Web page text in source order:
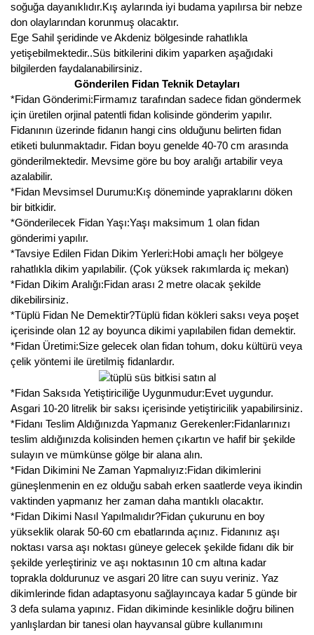
soğuğa dayanıklıdır.Kış aylarında iyi budama yapılırsa bir nebze
don olaylarından korunmuş olacaktır.
Ege Sahil şeridinde ve Akdeniz bölgesinde rahatlıkla
yetişebilmektedir..Süs bitkilerini dikim yaparken aşağıdaki
bilgilerden faydalanabilirsiniz.
Gönderilen Fidan Teknik Detayları
*Fidan Gönderimi:Firmamız tarafından sadece fidan göndermek
için üretilen orjinal patentli fidan kolisinde gönderim yapılır.
Fidanının üzerinde fidanın hangi cins olduğunu belirten fidan
etiketi bulunmaktadır. Fidan boyu genelde 40-70 cm arasında
gönderilmektedir. Mevsime göre bu boy aralığı artabilir veya
azalabilir.
*Fidan Mevsimsel Durumu:Kış döneminde yapraklarını döken
bir bitkidir.
*Gönderilecek Fidan Yaşı:Yaşı maksimum 1 olan fidan
gönderimi yapılır.
*Tavsiye Edilen Fidan Dikim Yerleri:Hobi amaçlı her bölgeye
rahatlıkla dikim yapılabilir. (Çok yüksek rakımlarda iç mekan)
*Fidan Dikim Aralığı:Fidan arası 2 metre olacak şekilde
dikebilirsiniz.
*Tüplü Fidan Ne Demektir?Tüplü fidan kökleri saksı veya poşet
içerisinde olan 12 ay boyunca dikimi yapılabilen fidan demektir.
*Fidan Üretimi:Size gelecek olan fidan tohum, doku kültürü veya
çelik yöntemi ile üretilmiş fidanlardır.
*Fidan Saksıda Yetiştiriciliğe Uygunmudur:Evet uygundur.
Asgari 10-20 litrelik bir saksı içerisinde yetiştiricilik yapabilirsiniz.
*Fidanı Teslim Aldığınızda Yapmanız Gerekenler:Fidanlarınızı
teslim aldığınızda kolisinden hemen çıkartın ve hafif bir şekilde
sulayın ve mümkünse gölge bir alana alın.
*Fidan Dikimini Ne Zaman Yapmalıyız:Fidan dikimlerini
güneşlenmenin en ez olduğu sabah erken saatlerde veya ikindin
vaktinden yapmanız her zaman daha mantıklı olacaktır.
*Fidan Dikimi Nasıl Yapılmalıdır?Fidan çukurunu en boy
yükseklik olarak 50-60 cm ebatlarında açınız. Fidanınız aşı
noktası varsa aşı noktası güneye gelecek şekilde fidanı dik bir
şekilde yerleştiriniz ve aşı noktasının 10 cm altına kadar
toprakla doldurunuz ve asgari 20 litre can suyu veriniz. Yaz
dikimlerinde fidan adaptasyonu sağlayıncaya kadar 5 günde bir
3 defa sulama yapınız. Fidan dikiminde kesinlikle doğru bilinen
yanlışlardan bir tanesi olan hayvansal gübre kullanımını